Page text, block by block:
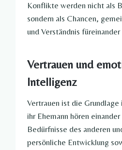
Konflikte werden nicht als
sondern als Chancen,
und Verständnis
Vertrauen und
Intelligenz
Vertrauen ist die Grundlage
ihr Ehemann hören
Bedürfnisse des anderen
persönliche Entwicklung